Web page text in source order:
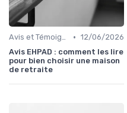
Avis et Témoignages • 12/06/2026
Avis EHPAD : comment les lire
pour bien choisir une maison
de retraite